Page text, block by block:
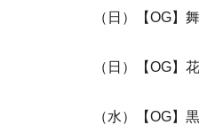
（日）【OG】
（日）【OG】
（水）【OG】